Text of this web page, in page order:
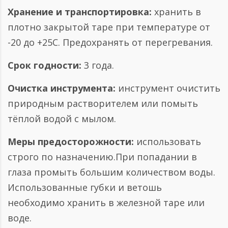
Хранение и транспортировка: хранить в
плотно закрытой таре при температуре от
-20 до +25С. Предохранять от перегревания.
Срок годности: 3 года.
Очистка инструмента: инструмент очистить
природным растворителем или помыть
тёплой водой с мылом.
Меры предосторожности: использовать
строго по назначению.При попадании в
глаза промыть большим количеством воды.
Использованные губки и ветошь
необходимо хранить в железной таре или
воде.